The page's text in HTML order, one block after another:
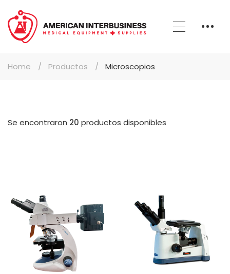
Home Productos Microscopios
Se encontraron 20 productos disponibles